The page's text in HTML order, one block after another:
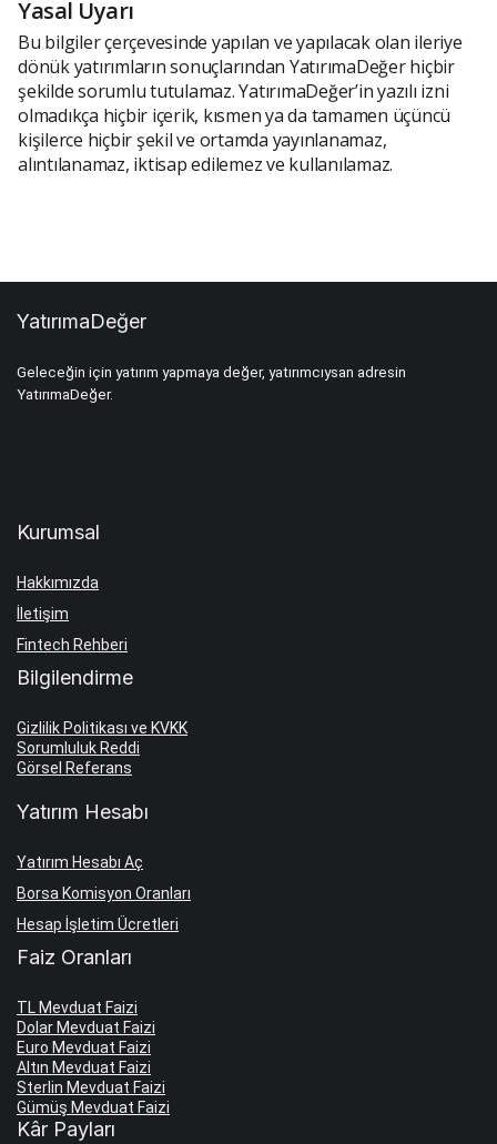
Yasal Uyarı
Bu bilgiler çerçevesinde yapılan ve yapılacak olan ileriye
dönük yatırımların sonuçlarından YatırımaDeğer hiçbir
şekilde sorumlu tutulamaz. YatırımaDeğer’in yazılı izni
olmadıkça hiçbir içerik, kısmen ya da tamamen üçüncü
kişilerce hiçbir şekil ve ortamda yayınlanamaz,
alıntılanamaz, iktisap edilemez ve kullanılamaz.
YatırımaDeğer
Geleceğin için yatırım yapmaya değer, yatırımcıysan adresin
YatırımaDeğer.
Kurumsal
Hakkımızda
İletişim
Fintech Rehberi
Bilgilendirme
Gizlilik Politikası ve KVKK
Sorumluluk Reddi
Görsel Referans
Yatırım Hesabı
Yatırım Hesabı Aç
Borsa Komisyon Oranları
Hesap İşletim Ücretleri
Faiz Oranları
TL Mevduat Faizi
Dolar Mevduat Faizi
Euro Mevduat Faizi
Altın Mevduat Faizi
Sterlin Mevduat Faizi
Gümüş Mevduat Faizi
Kâr Payları